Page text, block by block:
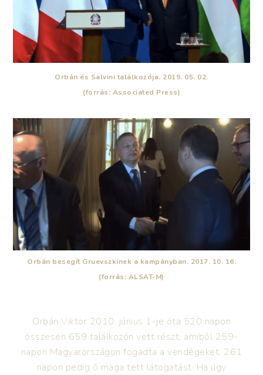
Orbán és Salvini találkozója. 2019. 05. 02.
(forrás: Associated Press)
Orbán besegít Gruevszkinek a kampányban. 2017. 10. 16.
(forrás: ALSAT-M)
Orbán Viktor 2010. június 1-je óta 520 napon
összesen 659 találkozón vett részt, amiből 259-
napon Magyarországon fogadta a vendégeket, 261
napon pedig ő maga tett látogatást. Ha úgy